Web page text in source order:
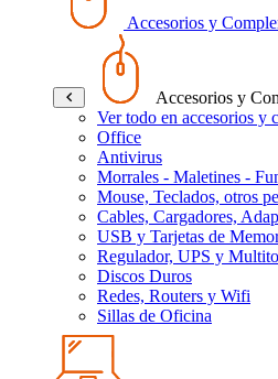
Accesorios y
Accesorios y
Ver todo en accesorios y
Office
Antivirus
Morrales - Maletines -
Mouse, Teclados, otros
Cables, Cargadores,
USB y Tarjetas de
Regulador, UPS y
Discos Duros
Redes, Routers y Wifi
Sillas de Oficina